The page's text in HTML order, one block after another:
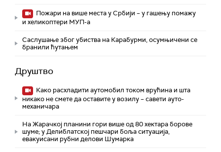
Пожари на више места у Србији – у гашењу помажу
и хеликоптери МУП-а
Саслушање због убиства на Карабурми, осумњичени се
бранили ћутањем
Друштво
Како расхладити аутомобил током врућина и шта
никако не смете да оставите у возилу – савети ауто-
механичара
На Жарачкој планини гори више од 80 хектара борове
шуме; у Делиблатској пешчари боља ситуација,
евакуисани рубни делови Шумарка